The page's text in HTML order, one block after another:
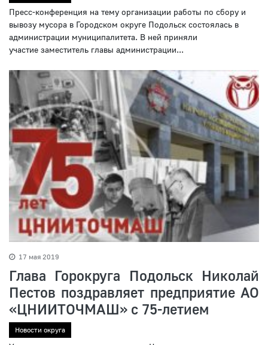
Пресс-конференция на тему организации работы по сбору и
вывозу мусора в Городском округе Подольск состоялась в
администрации муниципалитета. В ней приняли
участие заместитель главы администрации...
17 мая 2019
Глава Горокруга Подольск Николай
Пестов поздравляет предприятие АО
«ЦНИИТОЧМАШ» с 75-летием
Новости округа